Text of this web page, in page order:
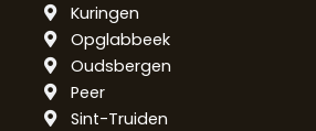
Kuringen
Opglabbeek
Oudsbergen
Peer
Sint-Truiden